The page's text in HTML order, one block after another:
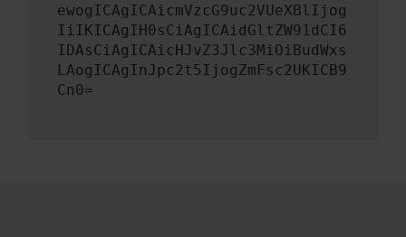
ewogICAgICAicmVzcG9uc2VUeXBlIjog
IiIKICAgIH0sCiAgICAidGltZW91dCI6
IDAsCiAgICAicHJvZ3Jlc3MiOiBudWxs
LAogICAgInJpc2t5IjogZmFsc2UKICB9
Cn0=